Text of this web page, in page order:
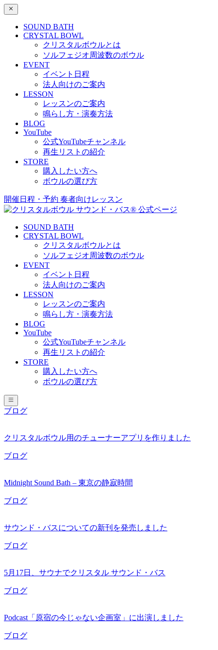
SOUND BATH
CRYSTAL BOWL
クリスタルボウルとは
ソルフェジオ周波数のボウル
EVENT
イベント日程
法人向けのご案内
LESSON
レッスンのご案内
鳴らし方・演奏方法
BLOG
YouTube
公式YouTubeチャンネル
再生リストの紹介
STORE
購入したい方へ
ボウルの選び方
開催日程・予約 奏者向けレッスン
SOUND BATH
CRYSTAL BOWL
クリスタルボウルとは
ソルフェジオ周波数のボウル
EVENT
イベント日程
法人向けのご案内
LESSON
レッスンのご案内
鳴らし方・演奏方法
BLOG
YouTube
公式YouTubeチャンネル
再生リストの紹介
STORE
購入したい方へ
ボウルの選び方
ブログ
クリスタルボウル用のチューナーアプリを作りました
ブログ
Midnight Sound Bath – 東京の静寂時間
ブログ
サウンド・バスについての新刊を発売しました
ブログ
5月17日、サウナでクリスタル サウンド・バス
ブログ
Podcast「原宿の今じゃない企画室」に出演しました
ブログ